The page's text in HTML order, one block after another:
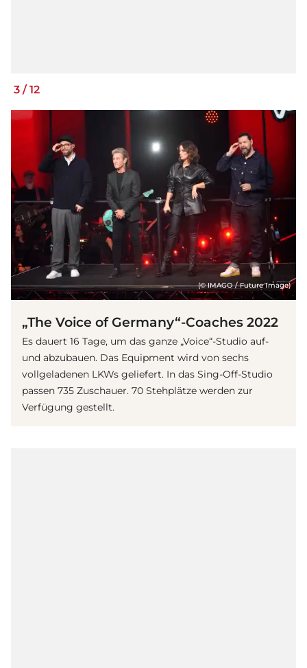
3 / 12
(© IMAGO / Future Image)
„The Voice of Germany“-Coaches 2022
Es dauert 16 Tage, um das ganze „Voice“-Studio auf-
und abzubauen. Das Equipment wird von sechs
vollgeladenen LKWs geliefert. In das Sing-Off-Studio
passen 735 Zuschauer. 70 Stehplätze werden zur
Verfügung gestellt.